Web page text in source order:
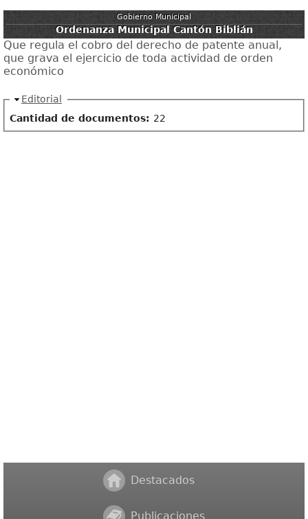
Gobierno Municipal
Ordenanza Municipal Cantón Biblián
Que regula el cobro del derecho de patente anual,
que grava el ejercicio de toda actividad de orden
económico
Ocultar
Editorial
Cantidad de documentos: 22
Destacados
Publicaciones